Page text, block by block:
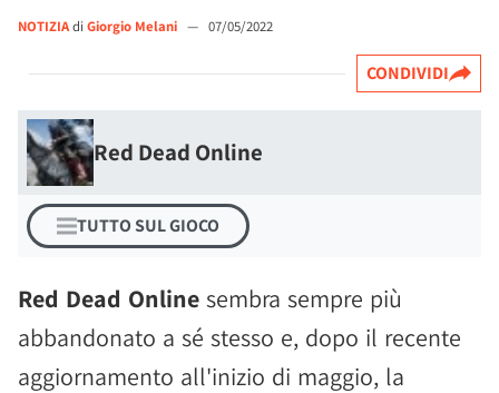
NOTIZIAdi Giorgio Melani — 07/05/2022
CONDIVIDI
Red Dead Online
TUTTO SUL GIOCO
Red Dead Online sembra sempre più
abbandonato a sé stesso e, dopo il recente
aggiornamento all'inizio di maggio, la